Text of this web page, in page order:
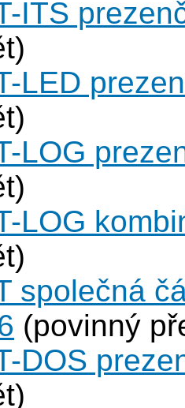
ITS
LED
LOG
LOG
společná
(povinný
DOS